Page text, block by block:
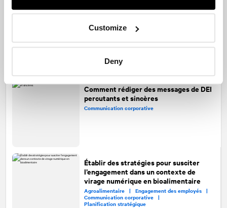
Customize
Deny
Éthique et environnement : le choix
alimentaire canadien
Image de marque |
Communication corporative |
Responsabilité sociale de l'entreprise
Comment rédiger des messages de DEI
percutants et sincères
Communication corporative
Établir des stratégies pour susciter
l’engagement dans un contexte de
virage numérique en bioalimentaire
Agroalimentaire | Engagement des employés |
Communication corporative |
Planification stratégique